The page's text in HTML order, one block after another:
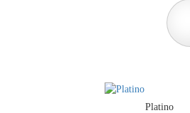
Platino